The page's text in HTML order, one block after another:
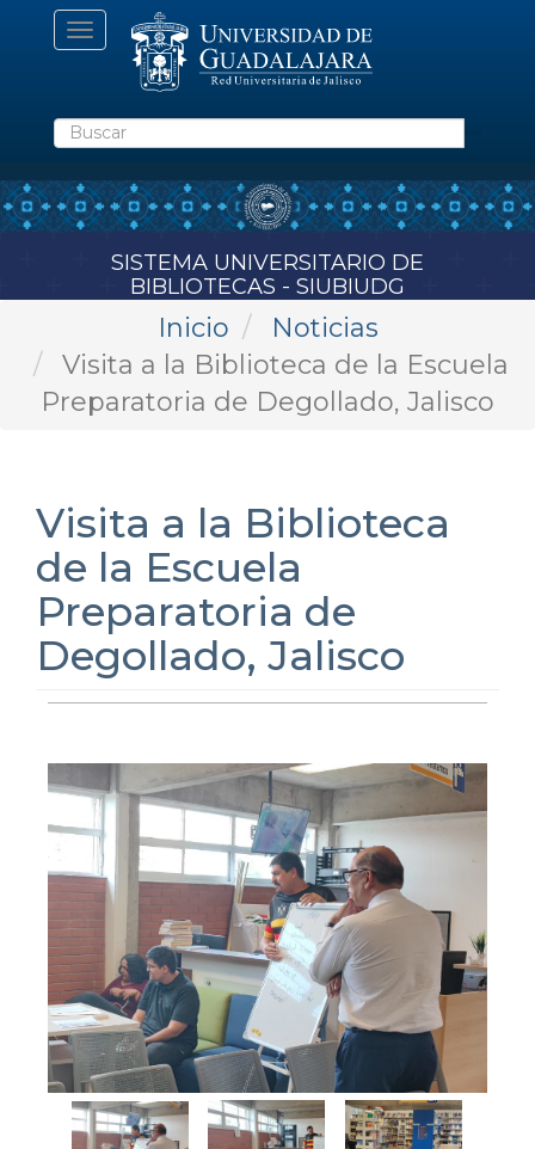
Toggle
navigation
Buscar
SISTEMA UNIVERSITARIO DE
BIBLIOTECAS - SIUBIUDG
Inicio
Noticias
Visita a la Biblioteca de la Escuela
Preparatoria de Degollado, Jalisco
Visita a la Biblioteca
de la Escuela
Preparatoria de
Degollado, Jalisco